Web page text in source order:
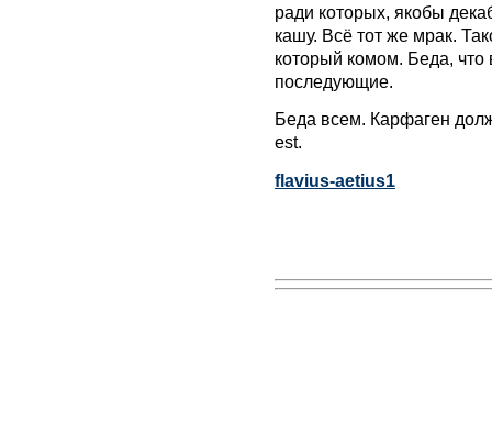
ради которых, якобы
кашу. Всё тот же мрак.
который комом. Беда,
последующие.
Беда всем. Карфаген
est.
flavius-aetius1